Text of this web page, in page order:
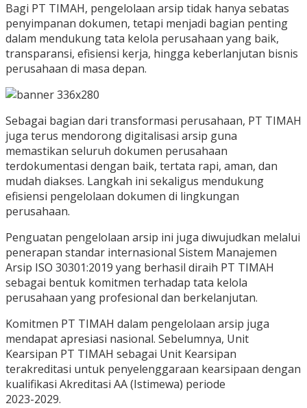
Bagi PT TIMAH, pengelolaan arsip tidak hanya sebatas
penyimpanan dokumen, tetapi menjadi bagian penting
dalam mendukung tata kelola perusahaan yang baik,
transparansi, efisiensi kerja, hingga keberlanjutan bisnis
perusahaan di masa depan.
Sebagai bagian dari transformasi perusahaan, PT TIMAH
juga terus mendorong digitalisasi arsip guna
memastikan seluruh dokumen perusahaan
terdokumentasi dengan baik, tertata rapi, aman, dan
mudah diakses. Langkah ini sekaligus mendukung
efisiensi pengelolaan dokumen di lingkungan
perusahaan.
Penguatan pengelolaan arsip ini juga diwujudkan melalui
penerapan standar internasional Sistem Manajemen
Arsip ISO 30301:2019 yang berhasil diraih PT TIMAH
sebagai bentuk komitmen terhadap tata kelola
perusahaan yang profesional dan berkelanjutan.
Komitmen PT TIMAH dalam pengelolaan arsip juga
mendapat apresiasi nasional. Sebelumnya, Unit
Kearsipan PT TIMAH sebagai Unit Kearsipan
terakreditasi untuk penyelenggaraan kearsipaan dengan
kualifikasi Akreditasi AA (Istimewa) periode
2023-2029.